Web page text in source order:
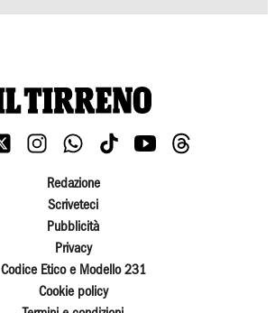
Redazione
Scriveteci
Pubblicità
Privacy
Codice Etico e Modello 231
Cookie policy